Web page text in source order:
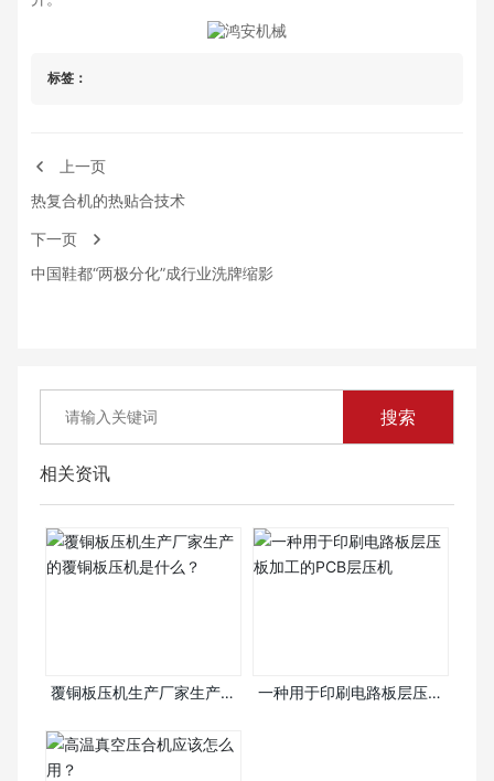
标签：
上一页
热复合机的热贴合技术
下一页
中国鞋都“两极分化”成行业洗牌缩影
搜索
相关资讯
覆铜板压机生产厂家生产的
一种用于印刷电路板层压板